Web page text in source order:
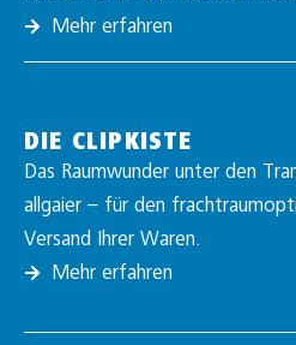
Mehr erfahren
DIE CLIPKISTE
Das Raumwunder unter den
allgaier – für den
Versand Ihrer Waren.
Mehr erfahren